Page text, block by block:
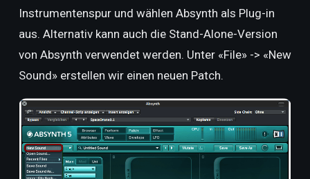
Instrumentenspur und wählen Absynth als Plug-in
aus. Alternativ kann auch die Stand-Alone-Version
von Absynth verwendet werden. Unter «File» -> «New
Sound» erstellen wir einen neuen Patch.